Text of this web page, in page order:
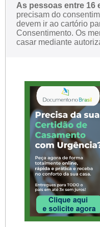
As pessoas entre 16
precisam do
devem ir ao cartório
Consentimento. Os
casar mediante